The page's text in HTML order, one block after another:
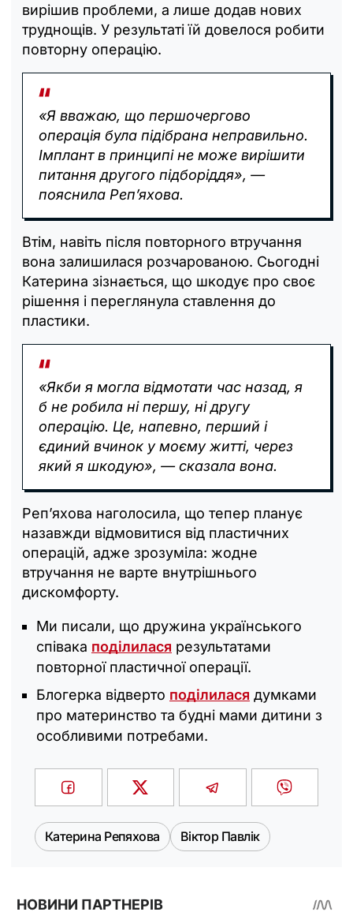
вирішив проблеми, а лише додав нових
труднощів. У результаті їй довелося робити
повторну операцію.
«Я вважаю, що першочергово
операція була підібрана неправильно.
Імплант в принципі не може вирішити
питання другого підборіддя», —
пояснила Реп’яхова.
Втім, навіть після повторного втручання
вона залишилася розчарованою. Сьогодні
Катерина зізнається, що шкодує про своє
рішення і переглянула ставлення до
пластики.
«Якби я могла відмотати час назад, я
б не робила ні першу, ні другу
операцію. Це, напевно, перший і
єдиний вчинок у моєму житті, через
який я шкодую», — сказала вона.
Реп’яхова наголосила, що тепер планує
назавжди відмовитися від пластичних
операцій, адже зрозуміла: жодне
втручання не варте внутрішнього
дискомфорту.
Ми писали, що дружина українського
співака поділилася результатами
повторної пластичної операції.
Блогерка відверто поділилася думками
про материнство та будні мами дитини з
особливими потребами.
Катерина Репяхова Віктор Павлік